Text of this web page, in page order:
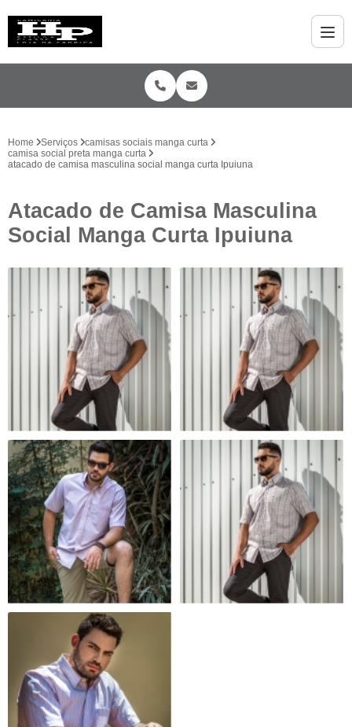
Home Serviços
camisas sociais manga curta
camisa social preta manga curta
atacado de camisa masculina social manga curta Ipuiuna
Atacado de Camisa Masculina
Social Manga Curta Ipuiuna